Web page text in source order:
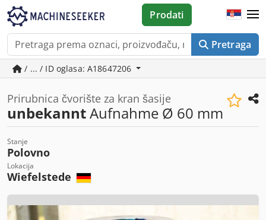
Pretraga
Prodati
/ ... / ID oglasa: A18647206
Prirubnica čvorište za kran šasije
unbekanntAufnahme Ø 60 mm
Stanje
Polovno
Lokacija
Wiefelstede